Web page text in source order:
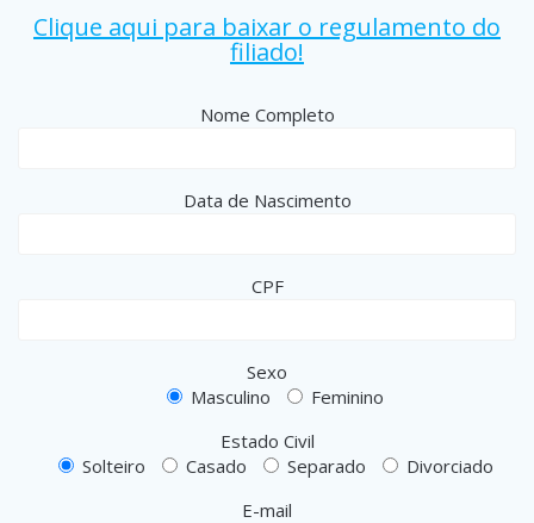
Clique aqui para baixar o regulamento do
filiado!
Nome Completo
Data de Nascimento
CPF
Sexo
Masculino
Feminino
Estado Civil
Solteiro
Casado Separado
Divorciado
E-mail